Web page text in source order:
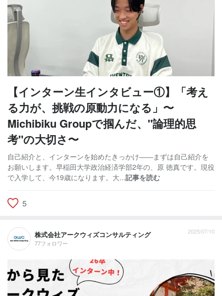
【インターン生インタビュー①】「考え
る力が、挑戦の原動力になる」〜
Michibiku Groupで掴んだ、"論理的思
考"の大切さ〜
自己紹介と、インターンを始めたきっかけ――まずは自己紹介を
お願いします。早稲田大学政治経済学部2年の、原 徳真です。現役
で入学して、今19歳になります。大...記事を読む
5
株式会社アークウィズコンサルティング
77フォロワー
2025/07/10